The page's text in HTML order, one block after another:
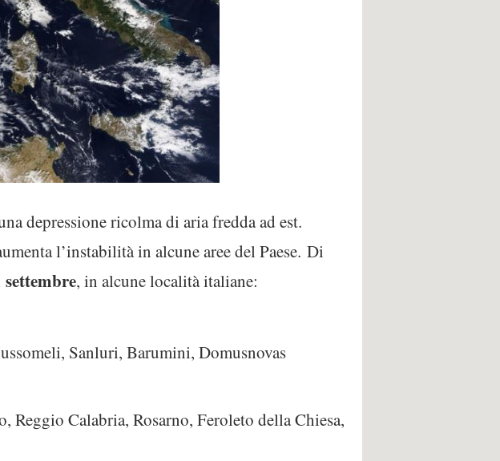
depressione ricolma di aria fredda ad est.
l’instabilità in alcune aree del Paese. Di
settembre, in alcune località italiane:
Sanluri, Barumini, Domusnovas
Reggio Calabria, Rosarno, Feroleto della Chiesa,